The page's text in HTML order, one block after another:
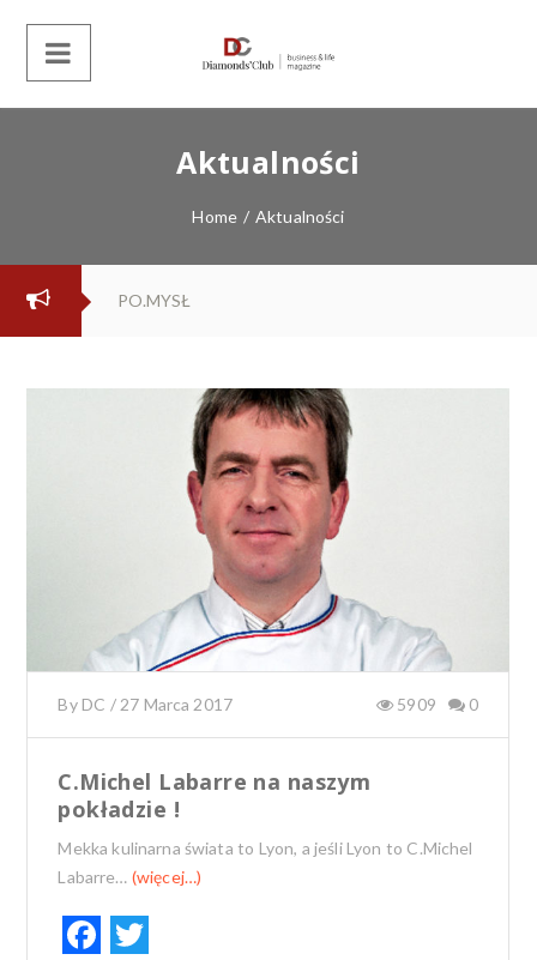
Aktualności
Home / Aktualności
PO.MYSŁ
By DC / 27 Marca 2017 5909 0
C.Michel Labarre na naszym
pokładzie !
Mekka kulinarna świata to Lyon, a jeśli Lyon to C.Michel
Labarre… (więcej…)
F